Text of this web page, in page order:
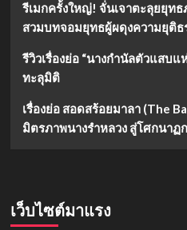
รีเมกครั้งใหญ่! จั่นเจาตะลุยยุทธ
สวมบทจอมยุทธผู้ผดุงความยุติธ
รีวิวเรื่องย่อ “นางกำนัลตัวแสบ
ทะลุมิติ
เรื่องย่อ สอดสร้อยมาลา (The
มิตรภาพนางรำหลวง สู่โศกนาฏ
เว็บไซต์มาแรง